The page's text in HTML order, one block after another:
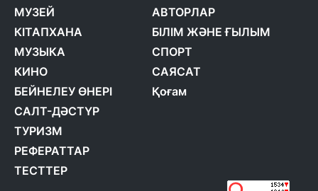
МУЗЕЙ
КІТАПХАНА
МУЗЫКА
КИНО
БЕЙНЕЛЕУ ӨНЕРІ
САЛТ-ДӘСТҮР
ТУРИЗМ
РЕФЕРАТТАР
ТЕСТТЕР
АВТОРЛАР
БІЛІМ ЖӘНЕ ҒЫЛЫМ
СПОРТ
САЯСАТ
Қоғам